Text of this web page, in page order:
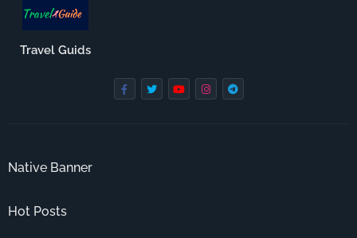
Travel Guids
Native Banner
Hot Posts